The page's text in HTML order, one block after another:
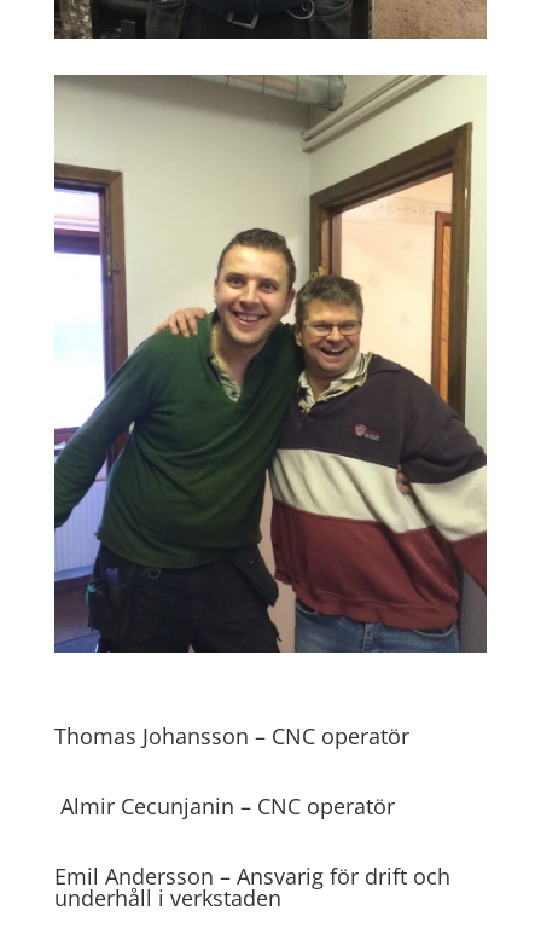
Thomas Johansson – CNC operatör
Almir Cecunjanin – CNC operatör
Emil Andersson – Ansvarig för drift och
underhåll i verkstaden